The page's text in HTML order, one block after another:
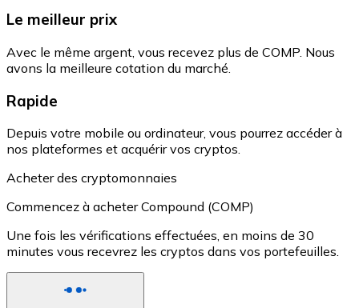
Le meilleur prix
Avec le même argent, vous recevez plus de COMP. Nous
avons la meilleure cotation du marché.
Rapide
Depuis votre mobile ou ordinateur, vous pourrez accéder à
nos plateformes et acquérir vos cryptos.
Acheter des cryptomonnaies
Commencez à acheter Compound (COMP)
Une fois les vérifications effectuées, en moins de 30
minutes vous recevrez les cryptos dans vos portefeuilles.